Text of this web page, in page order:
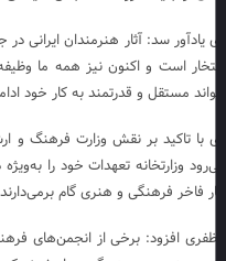
یادآور سد: آثار هنرمندان ایرانی
است و اکنون نیز همه ما وظیفه
مستقل و قدرتمند به کار خود
با تاکید بر نقش وزارت فرهنگ و
وزارتخانه تعهدات خود را
فاخر فرهنگی و هنری گام
افزود: برخی از انجمن‌های